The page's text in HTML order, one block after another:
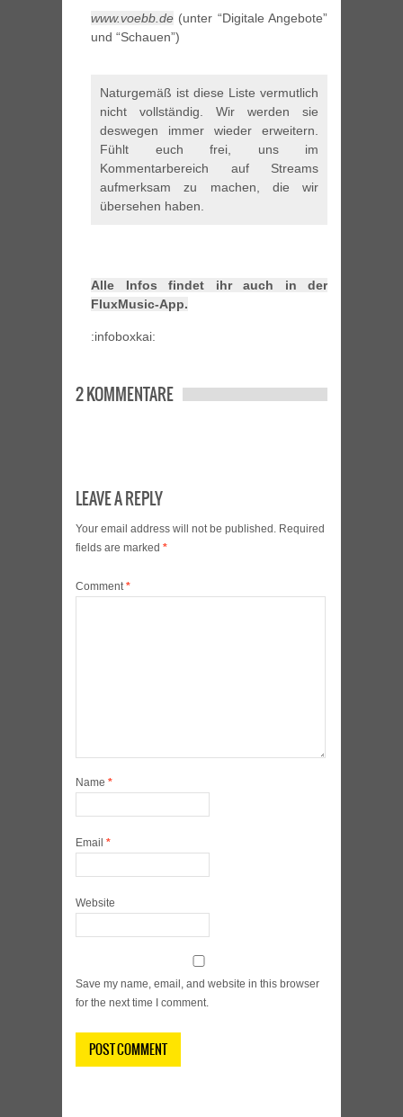
www.voebb.de (unter “Digitale Angebote”
und “Schauen”)
Naturgemäß ist diese Liste vermutlich
nicht vollständig. Wir werden sie
deswegen immer wieder erweitern.
Fühlt euch frei, uns im
Kommentarbereich auf Streams
aufmerksam zu machen, die wir
übersehen haben.
Alle Infos findet ihr auch in der
FluxMusic-App.
:infoboxkai:
2 KOMMENTARE
LEAVE A REPLY
Your email address will not be published. Required
fields are marked *
Comment*
Name *
Email *
Website
Save my name, email, and website in this browser
for the next time I comment.